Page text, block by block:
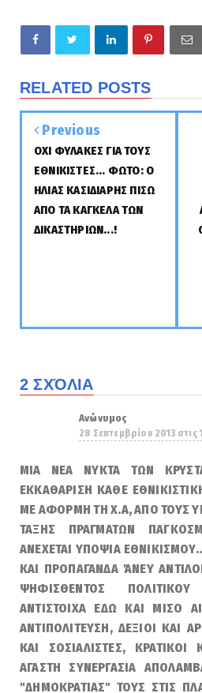
RELATED POSTS
Previous
ΟΧΙ ΦΥΛΑΚΕΣ ΓΙΑ ΤΟΥΣ
ΕΘΝΙΚΙΣΤΕΣ... ΦΩΤΟ: Ο
ΗΛΙΑΣ ΚΑΣΙΔΙΑΡΗΣ ΠΙΣΩ
ΑΠΟ ΤΑ ΚΑΓΚΕΛΑ ΤΩΝ
ΔΙΚΑΣΤΗΡΙΩΝ...!
2 ΣΧΌΛΙΑ
Ανώνυμος
28 Σεπτεμβρίου 2013 στις
ΜΙΑ ΝΕΑ ΝΥΚΤΑ ΤΩΝ
ΕΚΚΑΘΑΡΙΣΗ ΚΑΘΕ
ΜΕ ΑΦΟΡΜΗ ΤΗ Χ.Α, ΑΠΟ ΤΟΥΣ
ΤΑΞΗΣ ΠΡΑΓΜΑΤΩΝ
ΑΝΕΧΕΤΑΙ ΥΠΟΨΙΑ
ΚΑΙ ΠΡΟΠΑΓΑΝΔΑ ΆΝΕΥ
ΨΗΦΙΣΘΕΝΤΟΣ
ΑΝΤΙΣΤΟΙΧΑ ΕΔΩ ΚΑΙ ΜΙΣΟ
ΑΝΤΙΠΟΛΙΤΕΥΣΗ, ΔΕΞΙΟΙ ΚΑΙ
ΚΑΙ ΣΟΣΙΑΛΙΣΤΕΣ, ΚΡΑΤΙΚΟΙ
ΑΓΑΣΤΗ ΣΥΝΕΡΓΑΣΙΑ
"ΔΗΜΟΚΡΑΤΙΑΣ" ΤΟΥΣ ΣΤΙΣ